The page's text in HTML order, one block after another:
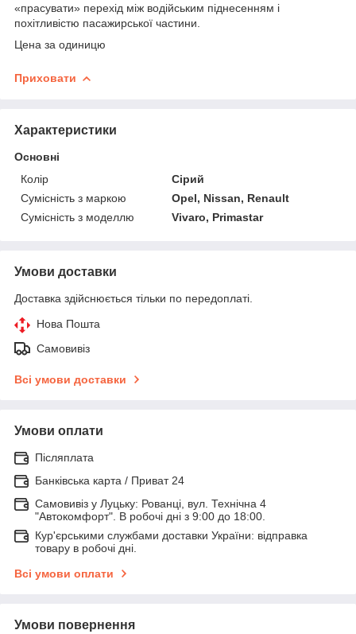
«прасувати» перехід між водійським піднесенням і
похітливістю пасажирської частини.
Цена за одиницю
Приховати
Характеристики
Основні
Колір
Сірий
Сумісність з маркою
Opel, Nissan, Renault
Сумісність з моделлю
Vivaro, Primastar
Умови доставки
Доставка здійснюється тільки по передоплаті.
Нова Пошта
Самовивіз
Всі умови доставки
Умови оплати
Післяплата
Банківська карта / Приват 24
Самовивіз у Луцьку: Рованці, вул. Технічна 4
"Автокомфорт". В робочі дні з 9:00 до 18:00.
Кур'єрськими службами доставки України: відправка
товару в робочі дні.
Всі умови оплати
Умови повернення